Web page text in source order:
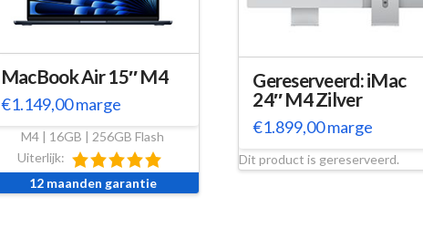
MacBook Air 15″ M4
€1.149,00marge
M4 | 16GB | 256GB Flash
Uiterlijk:
12 maanden garantie
Gereserveerd: iMac
24″ M4 Zilver
€1.899,00marge
Dit product is gereserveerd.